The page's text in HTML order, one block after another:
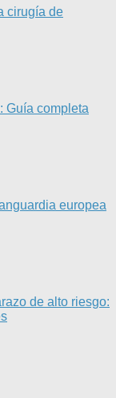
cirugía de
Guía completa
europea
de alto riesgo: